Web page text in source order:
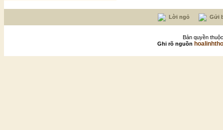
Lời ngỏ Gửi
Bản quyền
Ghi rõ nguồn